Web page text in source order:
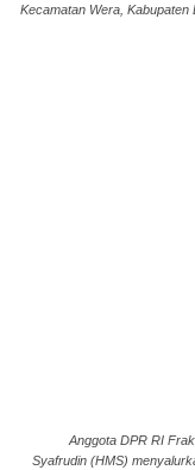
Kecamatan Wera, Kabupaten
Anggota DPR RI
Syafrudin (HMS)